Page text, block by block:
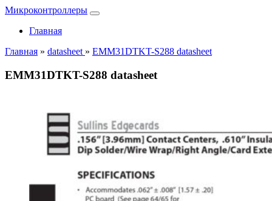
Микроконтроллеры
Главная
Главная » datasheet » EMM31DTKT-S288 datasheet
EMM31DTKT-S288 datasheet